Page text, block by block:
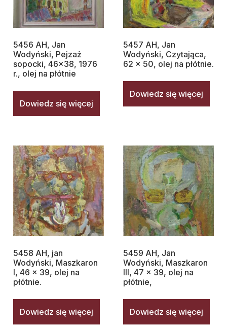
5456 AH, Jan
Wodyński, Pejzaż
sopocki, 46×38, 1976
r., olej na płótnie
Dowiedz się więcej
5457 AH, Jan
Wodyński, Czytająca,
62 x 50, olej na płótnie.
Dowiedz się więcej
5458 AH, jan
Wodyński, Maszkaron
I, 46 x 39, olej na
płótnie.
Dowiedz się więcej
5459 AH, Jan
Wodyński, Maszkaron
III, 47 x 39, olej na
płótnie,
Dowiedz się więcej